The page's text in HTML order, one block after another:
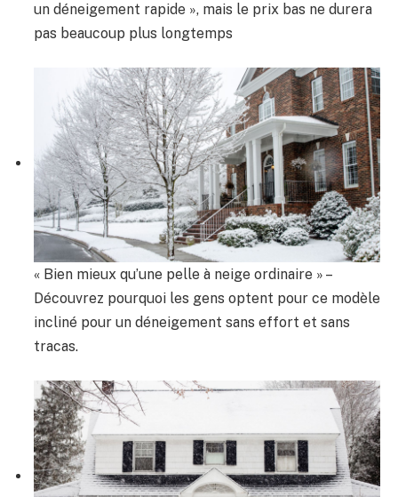
un déneigement rapide », mais le prix bas ne durera
pas beaucoup plus longtemps
« Bien mieux qu’une pelle à neige ordinaire » –
Découvrez pourquoi les gens optent pour ce modèle
incliné pour un déneigement sans effort et sans
tracas.